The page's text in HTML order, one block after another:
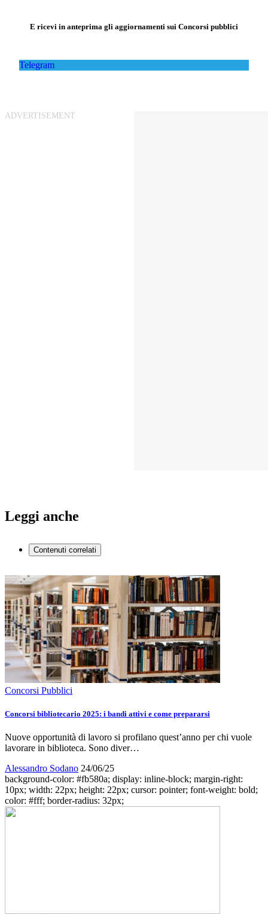
E ricevi in anteprima gli aggiornamenti sui Concorsi pubblici
Telegram
Leggi anche
Contenuti correlati
Concorsi Pubblici
Concorsi bibliotecario 2025: i bandi attivi e come prepararsi
Nuove opportunità di lavoro si profilano quest’anno per chi vuole
lavorare in biblioteca. Sono diver…
Alessandro Sodano 24/06/25
background-color: #fb580a; display: inline-block; margin-right:
10px; width: 22px; height: 22px; cursor: pointer; font-weight: bold;
color: #fff; border-radius: 32px;